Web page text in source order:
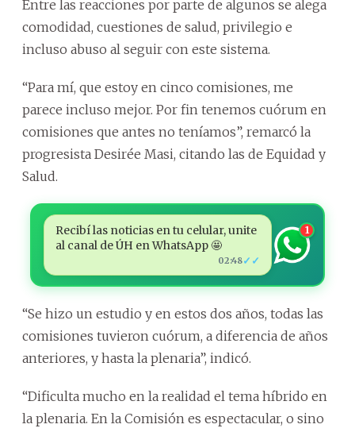
Entre las reacciones por parte de algunos se alega
comodidad, cuestiones de salud, privilegio e
incluso abuso al seguir con este sistema.
“Para mí, que estoy en cinco comisiones, me
parece incluso mejor. Por fin tenemos cuórum en
comisiones que antes no teníamos”, remarcó la
progresista Desirée Masi, citando las de Equidad y
Salud.
Recibí las noticias en tu celular, unite
al canal de ÚH en WhatsApp 🤩
02:48✓✓
1
“Se hizo un estudio y en estos dos años, todas las
comisiones tuvieron cuórum, a diferencia de años
anteriores, y hasta la plenaria”, indicó.
“Dificulta mucho en la realidad el tema híbrido en
la plenaria. En la Comisión es espectacular, o sino